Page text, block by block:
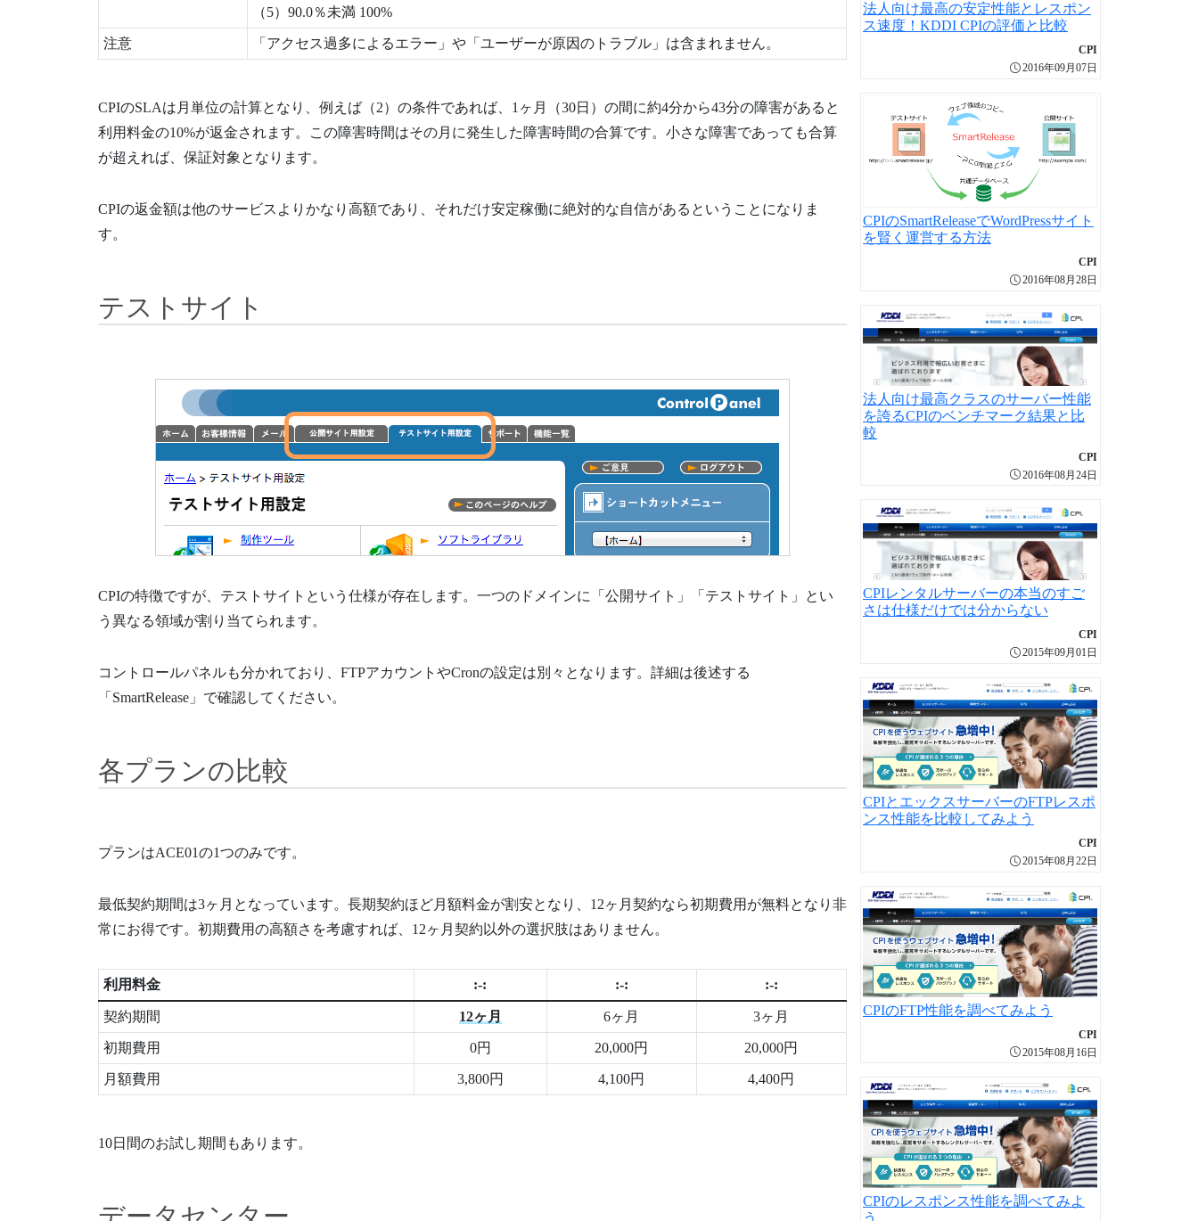
（5）90.0％未満 100%
注意 「アクセス過多によるエラー」や「ユーザーが原因のトラブル」は含まれません。
CPIのSLAは月単位の計算となり、例えば（2）の条件であれば、1ヶ月（30日）の間に約4分から43分の障害があると
利用料金の10%が返金されます。この障害時間はその月に発生した障害時間の合算です。小さな障害であっても合算
が超えれば、保証対象となります。
CPIの返金額は他のサービスよりかなり高額であり、それだけ安定稼働に絶対的な自信があるということになりま
す。
テストサイト
CPIの特徴ですが、テストサイトという仕様が存在します。一つのドメインに「公開サイト」「テストサイト」とい
う異なる領域が割り当てられます。
コントロールパネルも分かれており、FTPアカウントやCronの設定は別々となります。詳細は後述する
「SmartRelease」で確認してください。
各プランの比較
プランはACE01の1つのみです。
最低契約期間は3ヶ月となっています。長期契約ほど月額料金が割安となり、12ヶ月契約なら初期費用が無料となり非
常にお得です。初期費用の高額さを考慮すれば、12ヶ月契約以外の選択肢はありません。
利用料金 :-: :-: :-:
契約期間 12ヶ月 6ヶ月 3ヶ月
初期費用 0円 20,000円 20,000円
月額費用 3,800円 4,100円 4,400円
10日間のお試し期間もあります。
法人向け最高の安定性能とレスポン
ス速度！KDDI CPIの評価と比較
CPI
2016年09月07日
CPIのSmartReleaseでWordPressサイト
を賢く運営する方法
CPI
2016年08月28日
法人向け最高クラスのサーバー性能
を誇るCPIのベンチマーク結果と比
較
CPI
2016年08月24日
CPIレンタルサーバーの本当のすご
さは仕様だけでは分からない
CPI
2015年09月01日
CPIとエックスサーバーのFTPレスポ
ンス性能を比較してみよう
CPI
2015年08月22日
CPIのFTP性能を調べてみよう
CPI
2015年08月16日
CPIのレスポンス性能を調べてみよ